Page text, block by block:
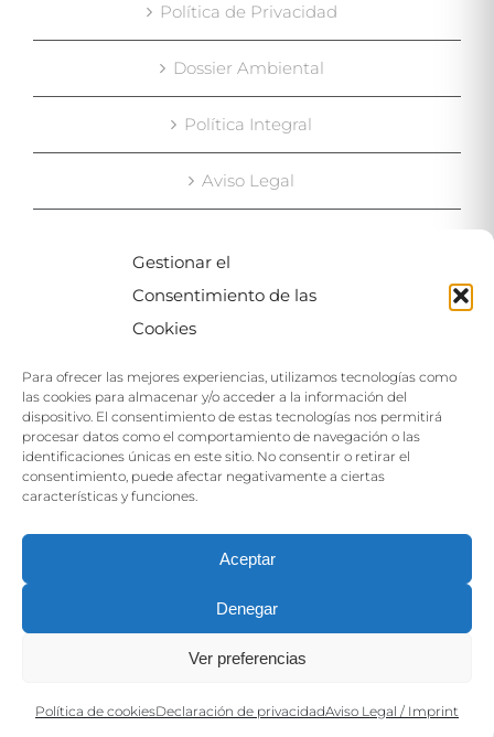
Gestionar el
Consentimiento de las
Cookies
Para ofrecer las mejores experiencias, utilizamos tecnologías como
las cookies para almacenar y/o acceder a la información del
dispositivo. El consentimiento de estas tecnologías nos permitirá
procesar datos como el comportamiento de navegación o las
identificaciones únicas en este sitio. No consentir o retirar el
consentimiento, puede afectar negativamente a ciertas
características y funciones.
Aceptar
Denegar
Ver preferencias
Política de cookiesDeclaración de privacidadAviso Legal / Imprint
Política de Privacidad
Dossier Ambiental
Política Integral
Aviso Legal
Haga clic para aceptar las cookies de este